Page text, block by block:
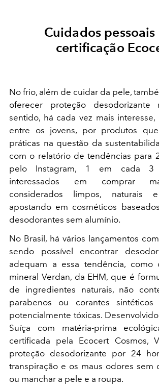
Cuidados pessoais
certificação
No frio, além de cuidar da pele,
oferecer proteção desodorizante
sentido, há cada vez mais
entre os jovens, por produtos
práticas na questão da
com o relatório de tendências para
pelo Instagram, 1 em cada 3
interessados em comprar
considerados limpos, naturais e
apostando em cosméticos
desodorantes sem alumínio.
No Brasil, há vários lançamentos
sendo possível encontrar
adequam a essa tendência, como
mineral Verdan, da EHM, que é
de ingredientes naturais, não
parabenos ou corantes sintéticos
potencialmente tóxicas.
Suíça com matéria-prima
certificada pela Ecocert Cosmos,
proteção desodorizante por 24
transpiração e os maus odores sem
ou manchar a pele e a roupa.